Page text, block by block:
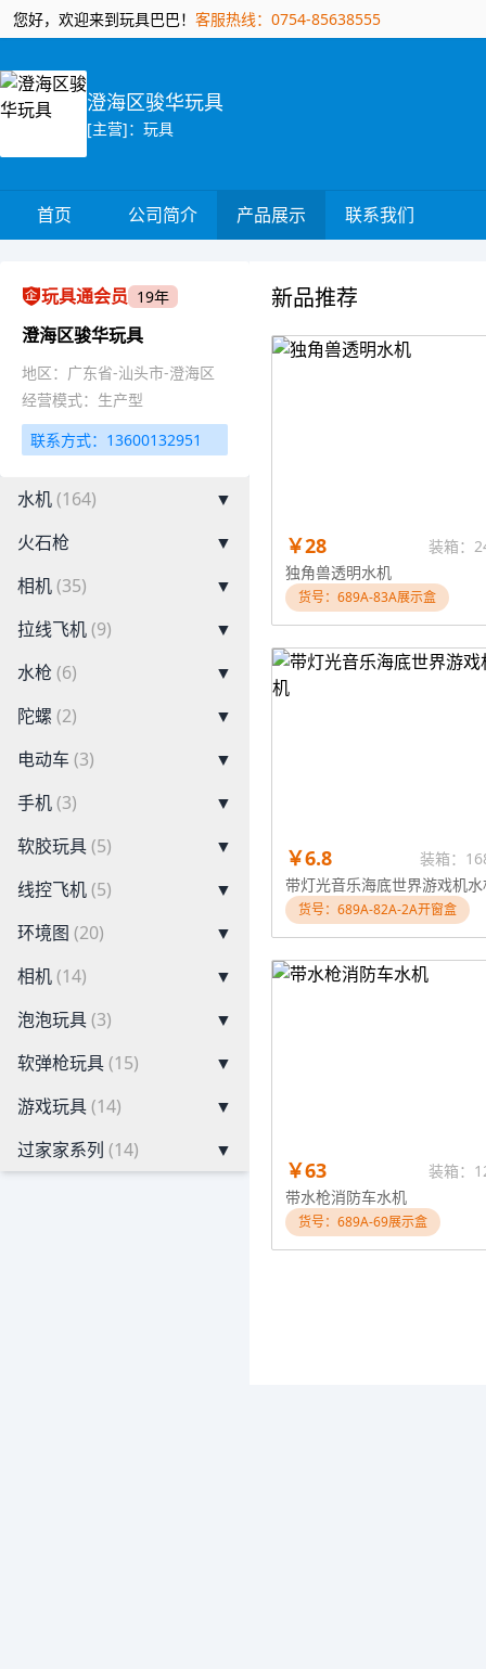
您好，欢迎来到玩具巴巴！ 客服热线：0754-85638555
澄海区骏华玩具
[主营]：玩具
首页 公司简介 产品展示 联系我们
玩具通会员 19年
澄海区骏华玩具
地区：广东省-汕头市-澄海区
经营模式：生产型
联系方式：13600132951
水机(164)
▼
火石枪
▼
相机(35)
▼
拉线飞机(9)
▼
水枪 (6)
▼
陀螺 (2)
▼
电动车 (3)
▼
手机(3)
▼
软胶玩具(5)
▼
线控飞机(5)
▼
环境图 (20)
▼
相机(14)
▼
泡泡玩具(3)
▼
软弹枪玩具(15)
▼
游戏玩具(14)
▼
过家家系列 (14) ▼
新品推荐
￥28
装箱：
独角兽透明水机
货号：689A-83A展示盒
￥6.8
装箱：
带灯光音乐海底世界游戏机
货号：689A-82A-2A开窗盒
￥63
装箱：
带水枪消防车水机
货号：689A-69展示盒